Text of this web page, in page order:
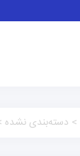
> دسته‌بندی نشده